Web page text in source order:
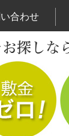
合わせ